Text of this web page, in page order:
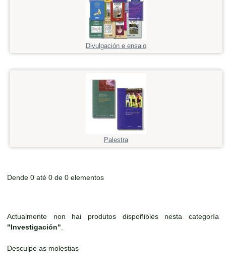
Divulgación e ensaio
Palestra
Dende 0 até 0 de 0 elementos
Actualmente non hai produtos dispoñibles nesta categoría
"Investigación"
Desculpe as molestias